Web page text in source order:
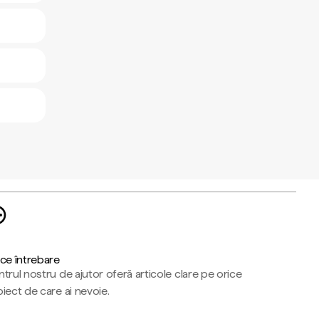
întrebare
nostru de ajutor oferă articole clare pe orice
de care ai nevoie.